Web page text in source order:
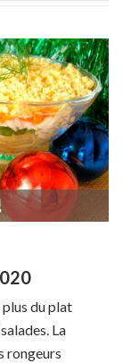
du plat
La
rongeurs